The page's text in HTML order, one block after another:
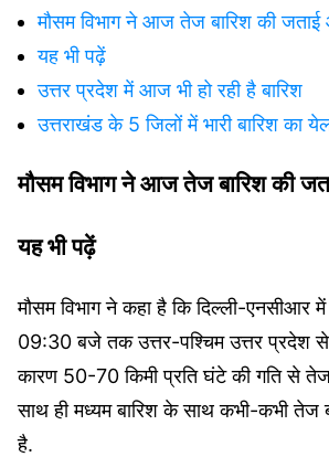
मौसम विभाग ने आज तेज बारिश की
यह भी पढ़ें
उत्तर प्रदेश में आज भी हो रही है बारिश
उत्तराखंड के 5 जिलों में भारी बारिश का
मौसम विभाग ने आज तेज बारिश की
यह भी पढ़ें
मौसम विभाग ने कहा है कि दिल्ली-
09:30 बजे तक उत्तर-पश्चिम उत्तर प्रदेश
कारण 50-70 किमी प्रति घंटे की गति से
साथ ही मध्यम बारिश के साथ कभी-कभी तेज
है.